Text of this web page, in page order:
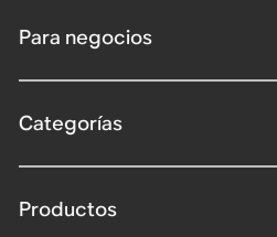
Para negocios
Categorías
Productos